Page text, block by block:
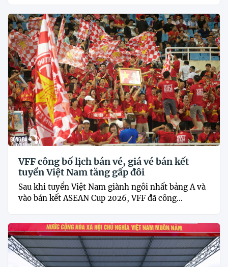
VFF công bố lịch bán vé, giá vé bán kết
tuyển Việt Nam tăng gấp đôi
Sau khi tuyển Việt Nam giành ngôi nhất bảng A và
vào bán kết ASEAN Cup 2026, VFF đã công...